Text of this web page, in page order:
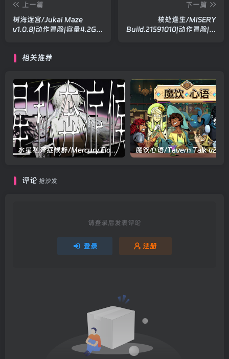
上一篇
树海迷宫/Jukai Maze
v1.0.8|动作冒险|容量4.2GB|
下一篇
核处逢生/MISERY
Build.21591010|动作冒险|容
相关推荐
水星私奔症候群/Mercury Elopement Syndrome Build.22433510|动作冒险|容量598MB|官方中文版
评论 抢沙发
请登录后发表评论
登录 注册